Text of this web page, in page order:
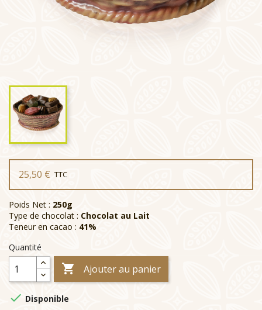
25,50 € TTC
Poids Net : 250g
Type de chocolat : Chocolat au Lait
Teneur en cacao : 41%
Quantité
 Ajouter au panier
 Disponible